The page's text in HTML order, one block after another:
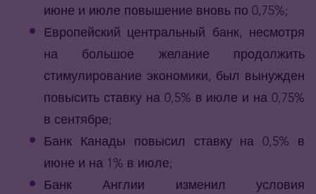
июне и июле повышение вновь по 0,75%;
Европейский центральный банк, несмотря
на большое желание продолжить
стимулирование экономики, был вынужден
повысить ставку на 0,5% в июле и на 0,75%
в сентябре;
Банк Канады повысил ставку на 0,5% в
июне и на 1% в июле;
Банк Англии изменил условия